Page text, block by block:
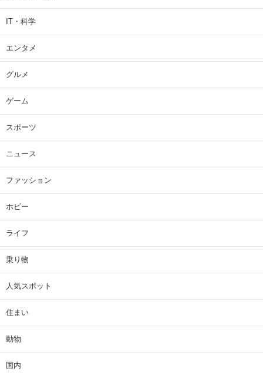
IT・科学
エンタメ
グルメ
ゲーム
スポーツ
ニュース
ファッション
ホビー
ライフ
乗り物
人気スポット
住まい
動物
国内